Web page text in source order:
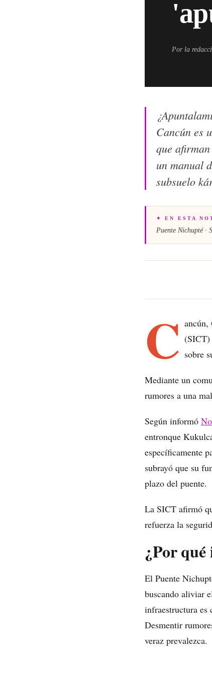
Por la
Cancún es
que
un manual
subsuelo
✦ EN ESTA
Puente Nichupté ·
C ancún,
(SICT)
sobre
Mediante un
rumores a una
Según informó
entronque
específicamente
subrayó que su
plazo del puente.
La SICT afirmó
refuerza la
¿Por
El Puente
buscando aliviar
infraestructura es
Desmentir
veraz prevalezca.